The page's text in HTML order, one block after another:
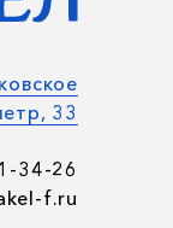
33
34-26
f.ru